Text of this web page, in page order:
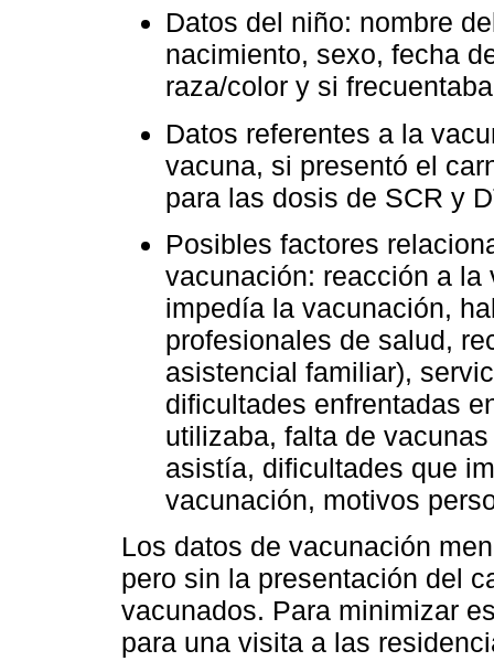
Datos del niño: nombre
nacimiento, sexo, fecha
raza/color y si
Datos referentes a la
vacuna, si presentó el
para las dosis de SCR y
Posibles factores
vacunación: reacción a la
impedía la vacunación,
profesionales de salud,
asistencial familiar),
dificultades enfrentadas
utilizaba, falta de
asistía, dificultades que
vacunación, motivos
Los datos de vacunación
pero sin la presentación del
vacunados. Para minimizar
para una visita a las